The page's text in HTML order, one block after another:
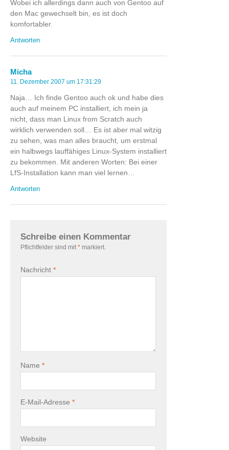
Wobei ich allerdings dann auch von Gentoo auf
den Mac gewechselt bin, es ist doch
komfortabler.
Antworten
Micha
11. Dezember 2007 um 17:31:29
Naja… Ich finde Gentoo auch ok und habe dies
auch auf meinem PC installiert, ich mein ja
nicht, dass man Linux from Scratch auch
wirklich verwenden soll… Es ist aber mal witzig
zu sehen, was man alles braucht, um erstmal
ein halbwegs lauffähiges Linux-System installiert
zu bekommen. Mit anderen Worten: Bei einer
LfS-Installation kann man viel lernen…
Antworten
Schreibe einen Kommentar
Pflichtfelder sind mit * markiert.
Nachricht *
Name *
E-Mail-Adresse *
Website